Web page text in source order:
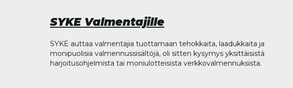
SYKE Valmentajille
SYKE auttaa valmentajia tuottamaan tehokkaita, laadukkaita ja
monipuolisia valmennussisältöjä, oli sitten kysymys yksittäisistä
harjoitusohjelmista tai moniulotteisista verkkovalmennuksista.